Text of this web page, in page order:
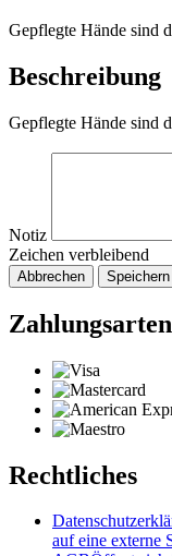
Gepflegte Hände sind
Beschreibung
Gepflegte Hände sind
Notiz
Zeichen verbleibend
Abbrechen Speichern
Zahlungsarten
Rechtliches
auf eine externe